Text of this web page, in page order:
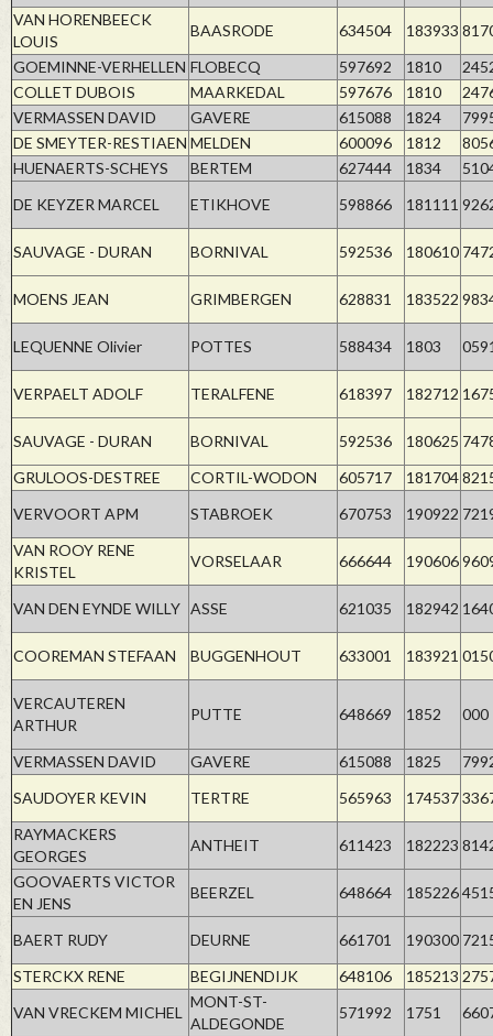
VAN HORENBEECK
LOUIS
BAASRODE 634504 183933
GOEMINNE-VERHELLEN FLOBECQ 597692 1810
COLLET DUBOIS
MAARKEDAL 597676 1810
VERMASSEN DAVID
GAVERE 615088 1824
DE SMEYTER-RESTIAEN MELDEN 600096 1812
HUENAERTS-SCHEYS
BERTEM 627444 1834
DE KEYZER MARCEL
ETIKHOVE 598866 181111
SAUVAGE - DURAN BORNIVAL 592536 180610
MOENS JEAN GRIMBERGEN 628831 183522
LEQUENNE Olivier POTTES 588434 1803
VERPAELT ADOLF TERALFENE 618397 182712
SAUVAGE - DURAN BORNIVAL 592536 180625
GRULOOS-DESTREE
CORTIL-WODON 605717 181704
VERVOORT APM
STABROEK 670753 190922
VAN ROOY RENE
KRISTEL
VORSELAAR 666644 190606
VAN DEN EYNDE WILLY ASSE 621035 182942
COOREMAN STEFAAN BUGGENHOUT 633001 183921
VERCAUTEREN
ARTHUR
PUTTE 648669 1852 000
VERMASSEN DAVID GAVERE 615088 1825
SAUDOYER KEVIN
TERTRE 565963 174537
RAYMACKERS
GEORGES
ANTHEIT 611423 182223
GOOVAERTS VICTOR
EN JENS
BEERZEL 648664 185226
BAERT RUDY DEURNE 661701 190300
STERCKX RENE
BEGIJNENDIJK 648106 185213
VAN VRECKEM MICHEL
MONT-ST-
ALDEGONDE
571992 1751